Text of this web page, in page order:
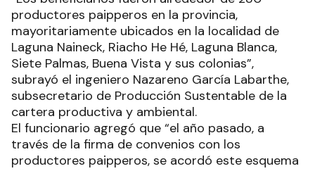
productores paipperos en la provincia,
mayoritariamente ubicados en la localidad de
Laguna Naineck, Riacho He Hé, Laguna Blanca,
Siete Palmas, Buena Vista y sus colonias”,
subrayó el ingeniero Nazareno García Labarthe,
subsecretario de Producción Sustentable de la
cartera productiva y ambiental.
El funcionario agregó que “el año pasado, a
través de la firma de convenios con los
productores paipperos, se acordó este esquema